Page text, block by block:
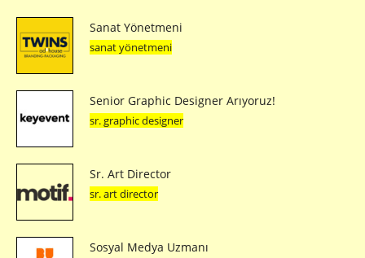
Sanat Yönetmeni
sanat yönetmeni
Senior Graphic Designer Arıyoruz!
sr. graphic designer
Sr. Art Director
sr. art director
Sosyal Medya Uzmanı